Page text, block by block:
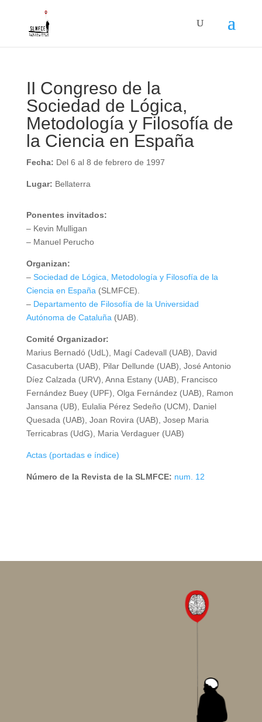
II Congreso de la
Sociedad de Lógica,
Metodología y Filosofía de
la Ciencia en España
Fecha: Del 6 al 8 de febrero de 1997
Lugar: Bellaterra
Ponentes invitados:
– Kevin Mulligan
– Manuel Perucho
Organizan:
– Sociedad de Lógica, Metodología y Filosofía de la
Ciencia en España (SLMFCE).
– Departamento de Filosofía de la Universidad
Autónoma de Cataluña (UAB).
Comité Organizador:
Marius Bernadó (UdL), Magí Cadevall (UAB), David
Casacuberta (UAB), Pilar Dellunde (UAB), José Antonio
Díez Calzada (URV), Anna Estany (UAB), Francisco
Fernández Buey (UPF), Olga Fernández (UAB), Ramon
Jansana (UB), Eulalia Pérez Sedeño (UCM), Daniel
Quesada (UAB), Joan Rovira (UAB), Josep Maria
Terricabras (UdG), Maria Verdaguer (UAB)
Actas (portadas e índice)
Número de la Revista de la SLMFCE: num. 12